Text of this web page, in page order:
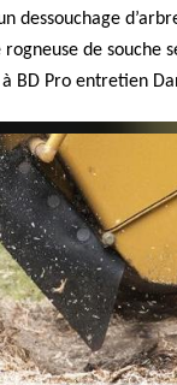
dessouchage
rogneuse de souche
à BD Pro entretien